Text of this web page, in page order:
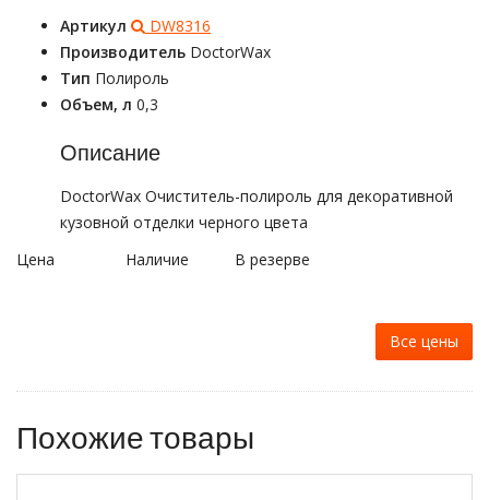
Артикул
DW8316
Производитель DoctorWax
Тип Полироль
Объем, л 0,3
Описание
DoctorWax Очиститель-полироль для декоративной
кузовной отделки черного цвета
Цена
Наличие В резерве
Все цены
Похожие товары